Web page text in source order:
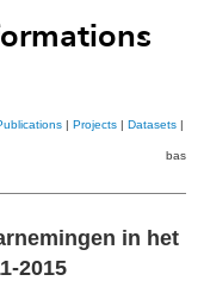
| Projects | Datasets |
in het
2015